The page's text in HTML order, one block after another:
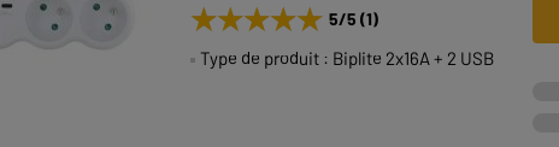
★★★★★
★★★★★ 5/5 (1)
Type de produit : Biplite 2x16A + 2 USB